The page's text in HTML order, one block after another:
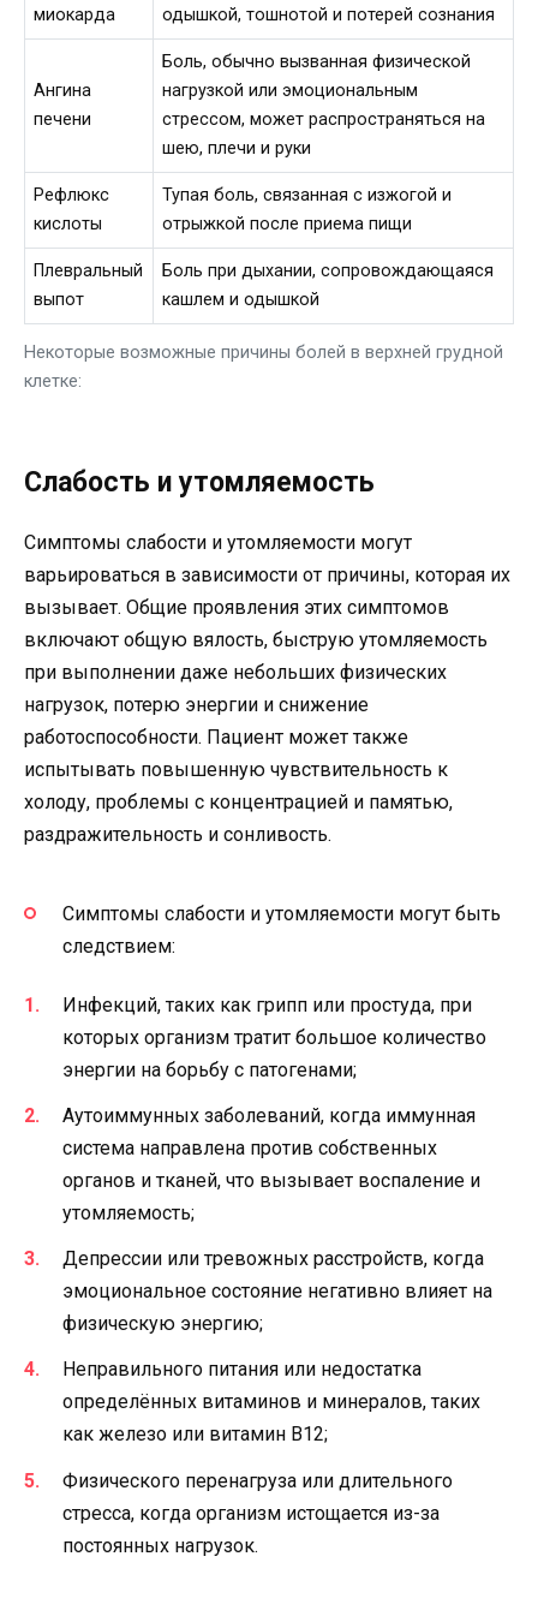
Некоторые возможные причины болей в верхней грудной
клетке:
миокарда
одышкой, тошнотой и потерей сознания
Ангина
печени
Боль, обычно вызванная физической
нагрузкой или эмоциональным
стрессом, может распространяться на
шею, плечи и руки
Рефлюкс
кислоты
Тупая боль, связанная с изжогой и
отрыжкой после приема пищи
Плевральный
выпот
Боль при дыхании, сопровождающаяся
кашлем и одышкой
Слабость и утомляемость
Симптомы слабости и утомляемости могут
варьироваться в зависимости от причины, которая их
вызывает. Общие проявления этих симптомов
включают общую вялость, быструю утомляемость
при выполнении даже небольших физических
нагрузок, потерю энергии и снижение
работоспособности. Пациент может также
испытывать повышенную чувствительность к
холоду, проблемы с концентрацией и памятью,
раздражительность и сонливость.
Симптомы слабости и утомляемости могут быть
следствием:
Инфекций, таких как грипп или простуда, при
которых организм тратит большое количество
энергии на борьбу с патогенами;
Аутоиммунных заболеваний, когда иммунная
система направлена против собственных
органов и тканей, что вызывает воспаление и
утомляемость;
Депрессии или тревожных расстройств, когда
эмоциональное состояние негативно влияет на
физическую энергию;
Неправильного питания или недостатка
определённых витаминов и минералов, таких
как железо или витамин B12;
Физического перенагруза или длительного
стресса, когда организм истощается из-за
постоянных нагрузок.